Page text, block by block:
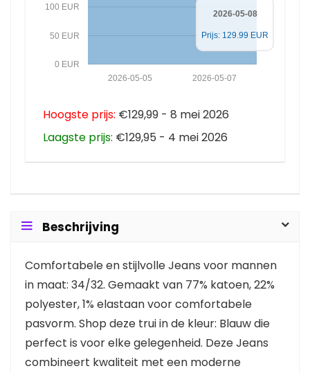
0 EUR
50 EUR
100 EUR
2026-05-07
2026-05-05
2026-05-08
Prijs: 129.99 EUR
Hoogste prijs: €129,99 - 8 mei 2026
Laagste prijs: €129,95 - 4 mei 2026
Beschrijving
Comfortabele en stijlvolle Jeans voor mannen
in maat: 34/32. Gemaakt van 77% katoen, 22%
polyester, 1% elastaan voor comfortabele
pasvorm. Shop deze trui in de kleur: Blauw die
perfect is voor elke gelegenheid. Deze Jeans
combineert kwaliteit met een moderne